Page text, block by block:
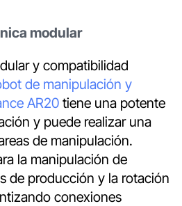
modular
y compatibilidad
de manipulación y
AR20 tiene una potente
y puede realizar una
de manipulación.
la manipulación de
de producción y la rotación
conexiones